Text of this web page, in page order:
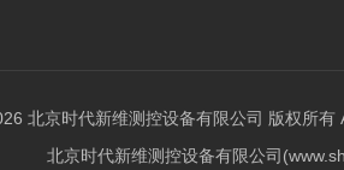
北京时代新维测控设备有限公司 版权所有
北京时代新维测控设备有限公司